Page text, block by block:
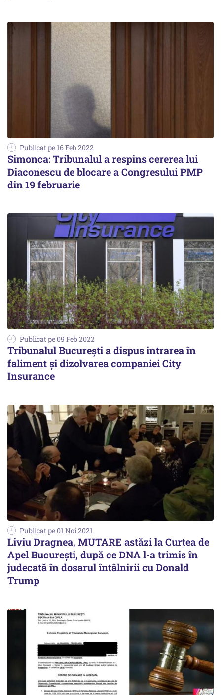
Publicat pe 16 Feb 2022
Simonca: Tribunalul a respins cererea lui
Diaconescu de blocare a Congresului PMP
din 19 februarie
Publicat pe 09 Feb 2022
Tribunalul București a dispus intrarea în
faliment și dizolvarea companiei City
Insurance
Publicat pe 01 Noi 2021
Liviu Dragnea, MUTARE astăzi la Curtea de
Apel București, după ce DNA l-a trimis în
judecată în dosarul întâlnirii cu Donald
Trump